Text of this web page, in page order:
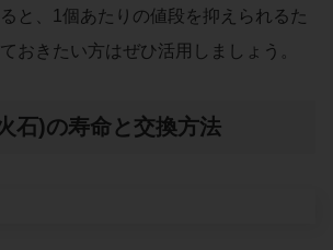
と、1個あたりの値段を抑えられるた
おきたい方はぜひ活用しましょう。
石)の寿命と交換方法